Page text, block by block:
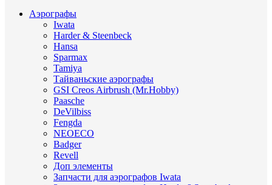
Аэрографы
Iwata
Harder & Steenbeck
Hansa
Sparmax
Tamiya
Тайваньские аэрографы
GSI Creos Airbrush (Mr.Hobby)
Paasche
DeVilbiss
Fengda
NEOECO
Badger
Revell
Доп элементы
Запчасти для аэрографов Iwata